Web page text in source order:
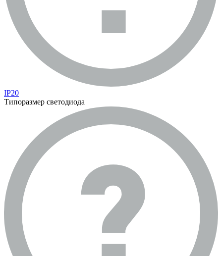
IP20
Типоразмер светодиода